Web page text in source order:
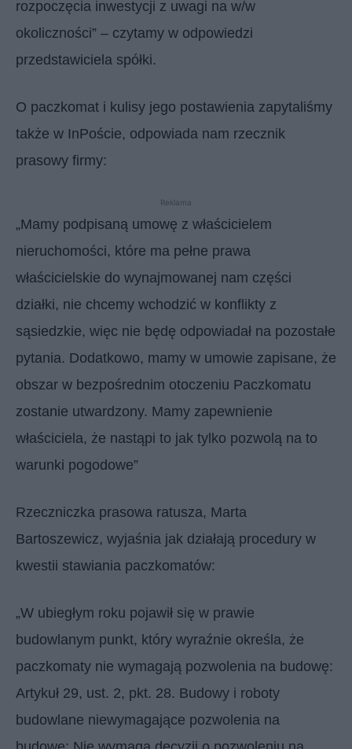
rozpoczęcia inwestycji z uwagi na w/w
okoliczności” – czytamy w odpowiedzi
przedstawiciela spółki.
O paczkomat i kulisy jego postawienia zapytaliśmy
także w InPoście, odpowiada nam rzecznik
prasowy firmy:
Reklama
„Mamy podpisaną umowę z właścicielem
nieruchomości, które ma pełne prawa
właścicielskie do wynajmowanej nam części
działki, nie chcemy wchodzić w konflikty z
sąsiedzkie, więc nie będę odpowiadał na pozostałe
pytania. Dodatkowo, mamy w umowie zapisane, że
obszar w bezpośrednim otoczeniu Paczkomatu
zostanie utwardzony. Mamy zapewnienie
właściciela, że nastąpi to jak tylko pozwolą na to
warunki pogodowe”
Rzeczniczka prasowa ratusza, Marta
Bartoszewicz, wyjaśnia jak działają procedury w
kwestii stawiania paczkomatów:
„W ubiegłym roku pojawił się w prawie
budowlanym punkt, który wyraźnie określa, że
paczkomaty nie wymagają pozwolenia na budowę:
Artykuł 29, ust. 2, pkt. 28. Budowy i roboty
budowlane niewymagające pozwolenia na